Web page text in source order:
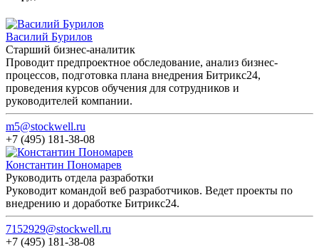
Василий Бурилов
Старший бизнес-аналитик
Проводит предпроектное обследование, анализ бизнес-
процессов, подготовка плана внедрения Битрикс24,
проведения курсов обучения для сотрудников и
руководителей компании.
m5@stockwell.ru
+7 (495) 181-38-08
Константин Пономарев
Руководить отдела разработки
Руководит командой веб разработчиков. Ведет проекты по
внедрению и доработке Битрикс24.
7152929@stockwell.ru
+7 (495) 181-38-08